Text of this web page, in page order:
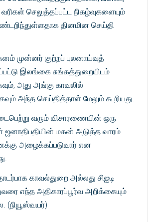
செலுத்தப்பட்ட நிகழ்வுகளையும்
தினமின செய்தி
முன்னர் குற்றப் புலனாய்வுத்
இலங்கை சுங்கத்துறையிடம்
அது அங்கு காவலில்
அந்த செய்தித்தாள் மேலும் கூறியது.
வரும் விசாரணையின் ஒரு
ஜனாதிபதியின் மகன் அடுத்த வாரம்
அழைக்கப்படுவார் என
காவல்துறை அல்லது சிஐடி
எந்த அதிகாரப்பூர்வ அறிக்கையும்
(நியூஸ்வயர்)